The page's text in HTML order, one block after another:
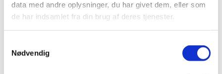
data med andre oplysninger, du har givet dem, eller som
de har indsamlet fra din brug af deres tjenester.
Nødvendig
2026 (21)
2023 (18)